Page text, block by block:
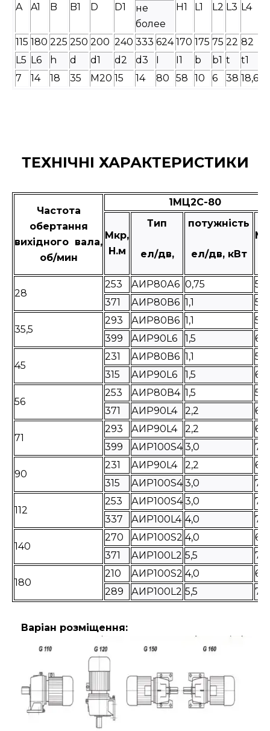
A A1 B B1 D D1 H1 L1 L2 L3 L4
не
более
115 180 225 250 200 240 333 624 170 175 75 22 82
L5 L6 h d d1 d2 d3 I I1 b b1 t
t1
7
14 18 35 М20 15 14 80 58 10 6 38 18,6
ТЕХНІЧНІ ХАРАКТЕРИСТИКИ
Частота
обертання
вихідного вала,
об/мин
1МЦ2С-80
Мкр,
Н.м
Тип
ел/дв,
потужність
ел/дв, кВт
28
253 АИР80А6 0,75
54
371
АИР80В6 1,1 58
35,5
293 АИР80В6 1,1
58
399
АИР90L6 1,5 63
45
231 АИР80В6 1,1
58
315
АИР90L6 1,5 63
56
253 АИР80В4 1,5
58
371
АИР90L4 2,2 63
71
293 АИР90L4 2,2
63
399
АИР100S4 3,0 72
90
231 АИР90L4 2,2
63
315
АИР100S4 3,0 72
112
253 АИР100S4 3,0
72
337
АИР100L4 4,0 75
140
270 АИР100S2 4,0
68
371
АИР100L2 5,5 72
180
210 АИР100S2 4,0
68
289
АИР100L2 5,5 72
Варіан розміщення: